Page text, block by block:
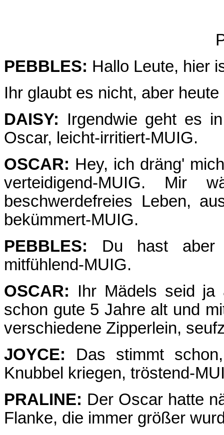
PEBBLES: Hallo Leute, hier
Ihr glaubt es nicht, aber
DAISY: Irgendwie geht es
Oscar, leicht-irritiert-MUIG.
OSCAR: Hey, ich dräng'
verteidigend-MUIG.
beschwerdefreies Leben,
bekümmert-MUIG.
PEBBLES: Du hast aber
mitfühlend-MUIG.
OSCAR: Ihr Mädels seid
schon gute 5 Jahre alt und
verschiedene Zipperlein,
JOYCE: Das stimmt
Knubbel kriegen, tröstend-
PRALINE: Der Oscar hatte
Flanke, die immer größer